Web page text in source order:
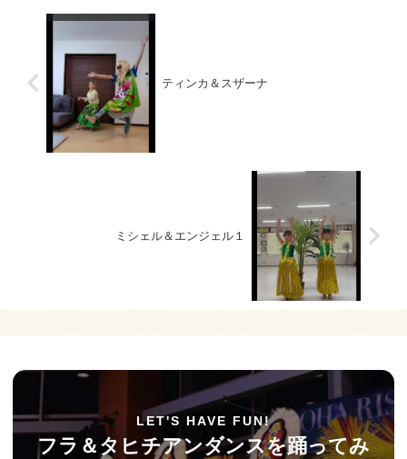
ティンカ＆スザーナ
ミシェル＆エンジェル１
LET'S HAVE FUN!
フラ＆タヒチアンダンスを踊ってみ